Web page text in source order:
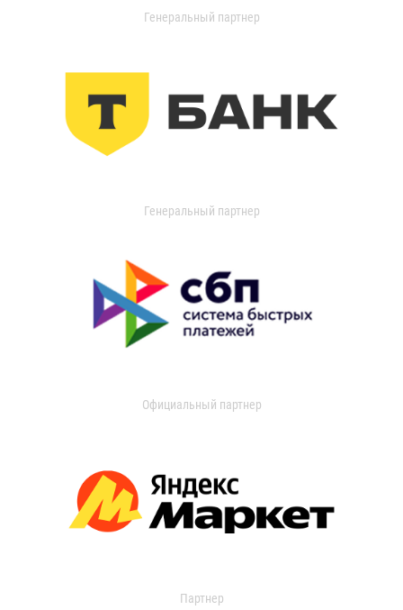
Генеральный партнер
Генеральный партнер
Официальный партнер
Партнер